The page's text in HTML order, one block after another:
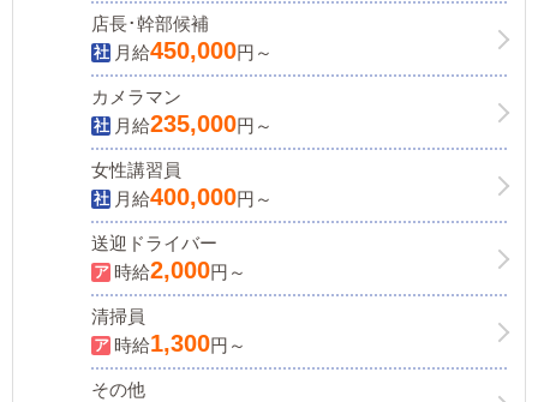
店長･幹部候補
月給450,000円～
カメラマン
月給235,000円～
女性講習員
月給400,000円～
送迎ドライバー
時給2,000円～
清掃員
時給1,300円～
その他